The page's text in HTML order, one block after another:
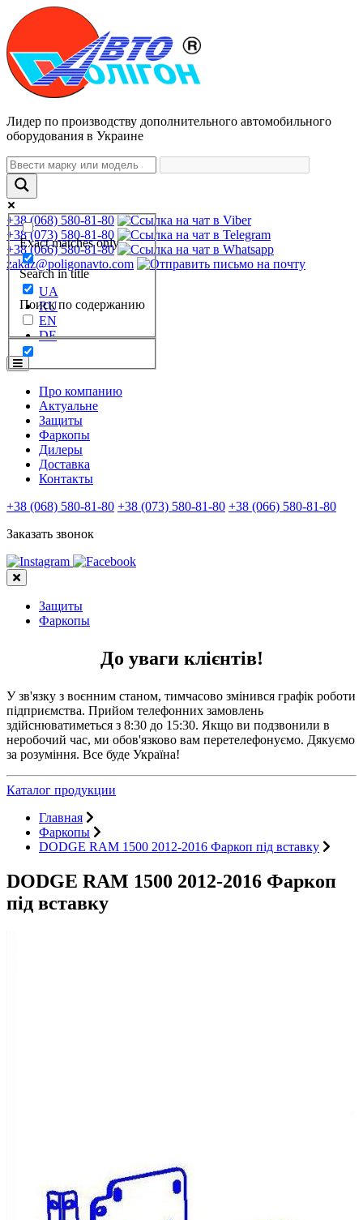
Лидер по производству дополнительного автомобильного
оборудования в Украине
Exact matches only
Search in title
Поиск по содержанию
+38 (068) 580-81-80
+38 (073) 580-81-80
+38 (066) 580-81-80
zakaz@poligonavto.com
UA
RU
EN
DE
Про компанию
Актуальне
Защиты
Фаркопы
Дилеры
Доставка
Контакты
+38 (068) 580-81-80 +38 (073) 580-81-80 +38 (066) 580-81-80
Заказать звонок
Защиты
Фаркопы
До уваги клієнтів!
У зв'язку з воєнним станом, тимчасово змінився графік роботи
підприємства. Прийом телефонних замовлень
здійснюватиметься з 8:30 до 15:30. Якщо ви подзвонили в
неробочий час, ми обов'язково вам перетелефонуємо. Дякуємо
за розуміння. Все буде Україна!
Каталог продукции
Главная
Фаркопы
DODGE RAM 1500 2012-2016 Фаркоп під вставку
DODGE RAM 1500 2012-2016 Фаркоп
під вставку